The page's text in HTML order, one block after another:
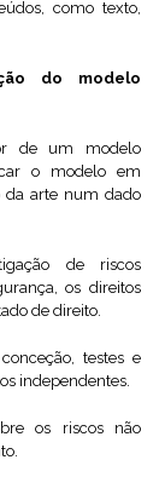
como texto,
do modelo
de um modelo
o modelo em
da arte num dado
de riscos
os direitos
de direito.
testes e
independentes.
os riscos não